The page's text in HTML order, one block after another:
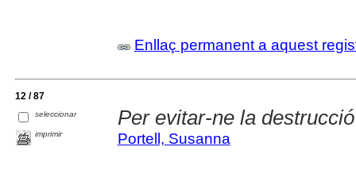
Enllaç permanent a aquest
12 / 87
seleccionar
imprimir
Per evitar-ne la destrucció
Portell, Susanna